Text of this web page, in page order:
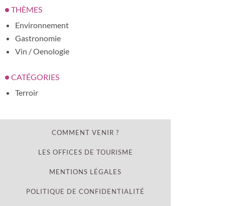
THÈMES
Environnement
Gastronomie
Vin / Oenologie
CATÉGORIES
Terroir
COMMENT VENIR ?
LES OFFICES DE TOURISME
MENTIONS LÉGALES
POLITIQUE DE CONFIDENTIALITÉ